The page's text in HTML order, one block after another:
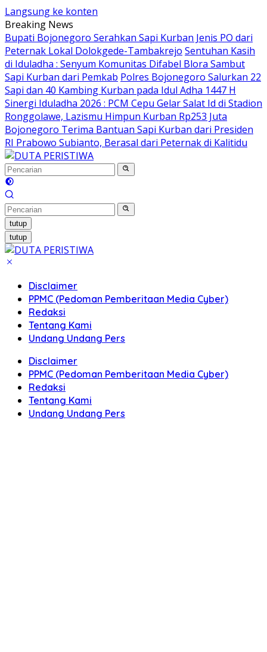
Langsung ke konten
Breaking News
Bupati Bojonegoro Serahkan Sapi Kurban Jenis PO dari
Peternak Lokal Dolokgede-Tambakrejo Sentuhan Kasih
di Iduladha : Senyum Komunitas Difabel Blora Sambut
Sapi Kurban dari Pemkab Polres Bojonegoro Salurkan 22
Sapi dan 40 Kambing Kurban pada Idul Adha 1447 H
Sinergi Iduladha 2026 : PCM Cepu Gelar Salat Id di Stadion
Ronggolawe, Lazismu Himpun Kurban Rp253 Juta
Bojonegoro Terima Bantuan Sapi Kurban dari Presiden
RI Prabowo Subianto, Berasal dari Peternak di Kalitidu
tutup
tutup
Disclaimer
PPMC (Pedoman Pemberitaan Media Cyber)
Redaksi
Tentang Kami
Undang Undang Pers
Disclaimer
PPMC (Pedoman Pemberitaan Media Cyber)
Redaksi
Tentang Kami
Undang Undang Pers